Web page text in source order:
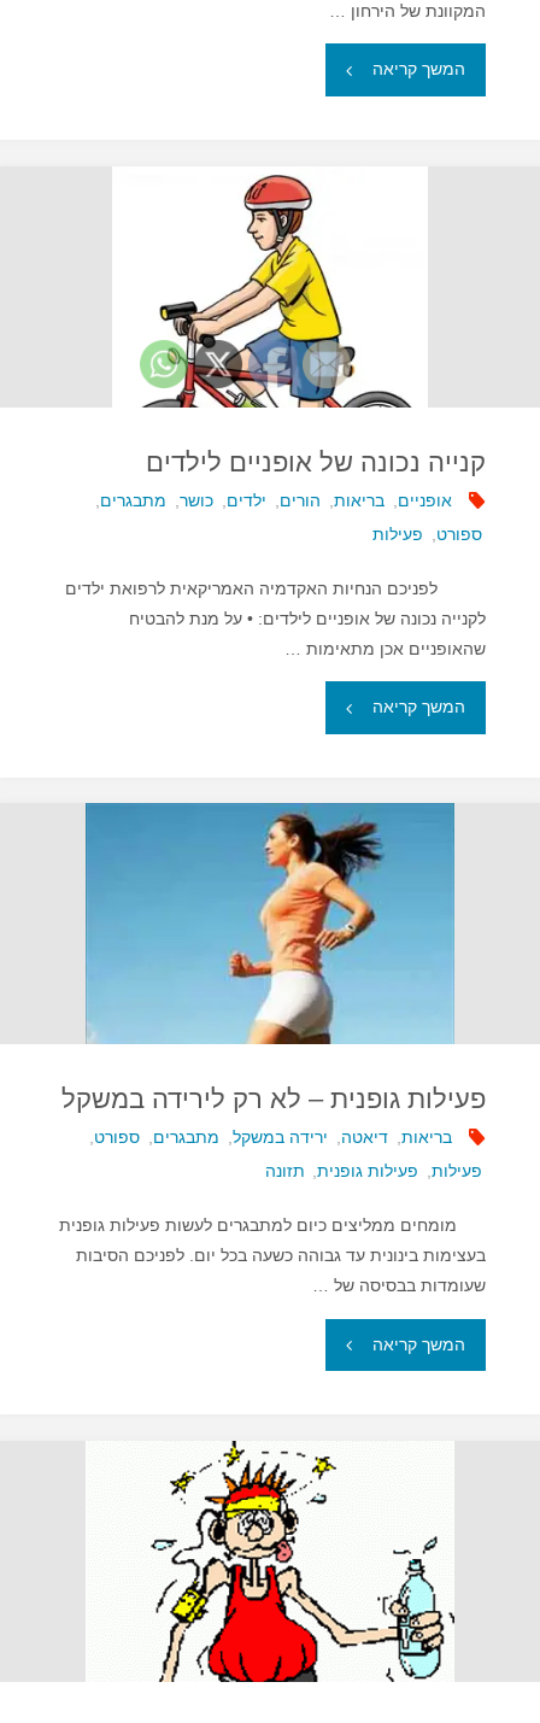
המקוונת של הירחון …
המשך קריאה "מתבגרים
עלולים
להיפגע"
קנייה נכונה של אופניים לילדים
אופניים בריאות הורים ילדים כושר, מתבגרים
ספורט
פעילות
לפניכם הנחיות האקדמיה האמריקאית לרפואת ילדים
לקנייה נכונה של אופניים לילדים: • על מנת להבטיח
שהאופניים אכן מתאימות …
המשך קריאה "קנייה
של
אופניים
לילדים"
פעילות גופנית – לא רק לירידה במשקל
בריאות, דיאטה, ירידה במשקל, מתבגרים, ספורט,
פעילות, פעילות גופנית, תזונה
מומחים ממליצים כיום למתבגרים לעשות פעילות גופנית
בעצימות בינונית עד גבוהה כשעה בכל יום. לפניכם הסיבות
שעומדות בבסיסה של …
המשך קריאה "פעילות
במשקל"